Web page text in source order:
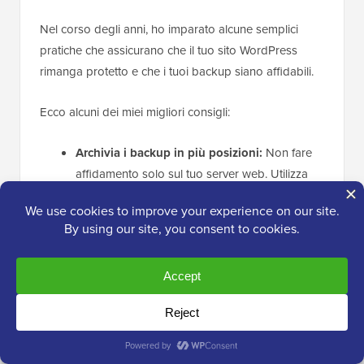
Nel corso degli anni, ho imparato alcune semplici
pratiche che assicurano che il tuo sito WordPress
rimanga protetto e che i tuoi backup siano affidabili.
Ecco alcuni dei miei migliori consigli:
Archivia i backup in più posizioni: Non fare
affidamento solo sul tuo server web. Utilizza
Amazon S3 per conservare una copia
aggiuntiva. In questo modo, anche se il tuo
server ha problemi, il tuo backup è al sicuro.
Scarica una copia locale:
buona idea scaricare il tuo backup sul tuo
computer. Questo ti dà un accesso rapido se
mai dovessi ripristinare il tuo sito e fornisce un